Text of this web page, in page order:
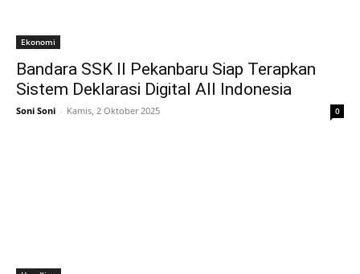
Ekonomi
Bandara SSK II Pekanbaru Siap Terapkan
Sistem Deklarasi Digital All Indonesia
Soni Soni - Kamis, 2 Oktober 2025 0